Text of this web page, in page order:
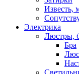
Известь,
Электрика
Люстры,
Бра